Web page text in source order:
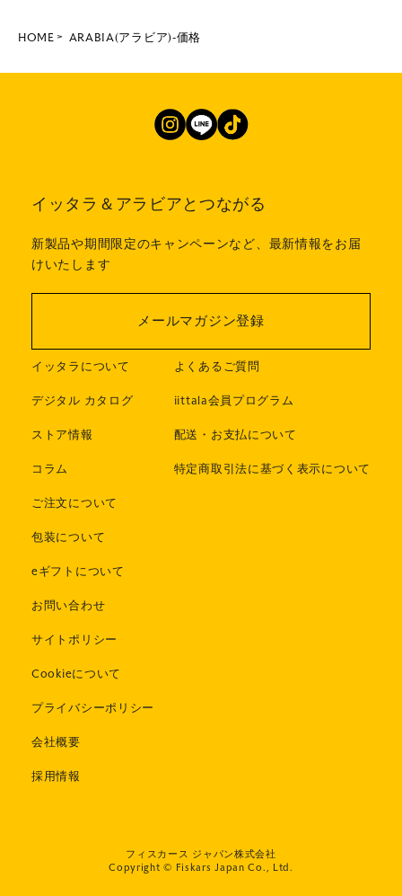
HOME ARABIA(アラビア)-価格
イッタラ＆アラビアとつながる
新製品や期間限定のキャンペーンなど、最新情報をお届
けいたします
メールマガジン登録
イッタラについて
デジタル カタログ
ストア情報
コラム
ご注文について
包装について
eギフトについて
よくあるご質問
iittala会員プログラム
配送・お支払について
特定商取引法に基づく表示について
お問い合わせ
サイトポリシー
Cookieについて
プライバシーポリシー
会社概要
採用情報
フィスカース ジャパン株式会社
Copyright © Fiskars Japan Co., Ltd.